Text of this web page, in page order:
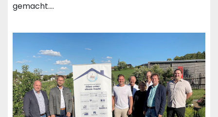
gemacht.…